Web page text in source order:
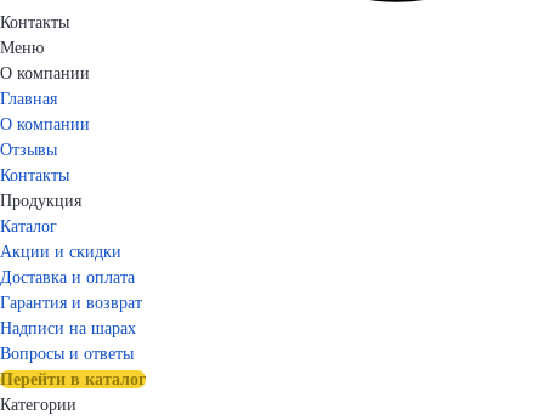
Контакты
Меню
О компании
Главная
О компании
Отзывы
Контакты
Продукция
Каталог
Акции и скидки
Доставка и оплата
Гарантия и возврат
Надписи на шарах
Вопросы и ответы
Перейти в каталог
Категории